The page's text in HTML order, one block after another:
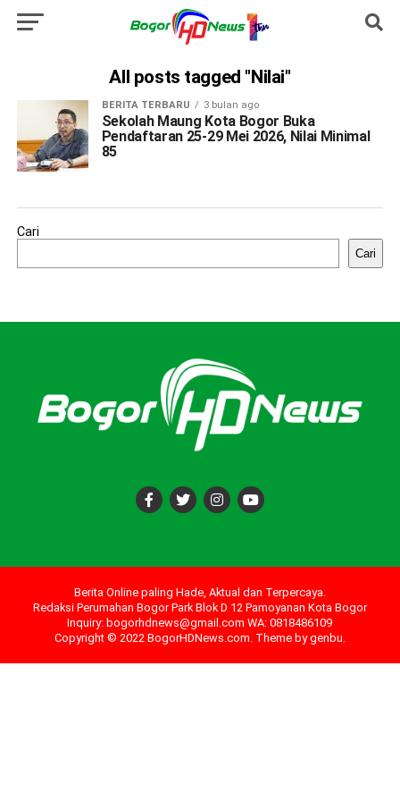
All posts tagged "Nilai"
BERITA TERBARU 3 bulan ago
Sekolah Maung Kota Bogor Buka
Pendaftaran 25-29 Mei 2026, Nilai Minimal
85
Cari
Cari
Berita Online paling Hade, Aktual dan Terpercaya.
Redaksi Perumahan Bogor Park Blok D 12 Pamoyanan Kota Bogor
Inquiry: bogorhdnews@gmail.com WA: 0818486109
Copyright © 2022 BogorHDNews.com. Theme bygenbu